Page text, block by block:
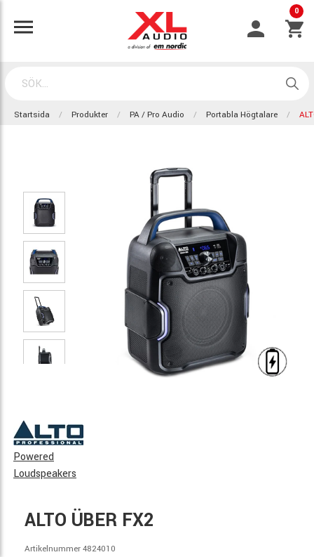
0
Startsida Produkter PA / Pro Audio Portabla Högtalare
Powered
Loudspeakers
ALTO ÜBER FX2
Artikelnummer 4824010